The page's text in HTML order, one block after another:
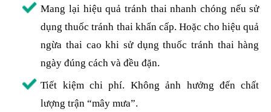
Mang lại hiệu quả tránh thai nhanh chóng nếu sử
dụng thuốc tránh thai khẩn cấp. Hoặc cho hiệu quả
ngừa thai cao khi sử dụng thuốc tránh thai hàng
ngày đúng cách và đều đặn.
Tiết kiệm chi phí. Không ảnh hưởng đến chất
lượng trận “mây mưa”.